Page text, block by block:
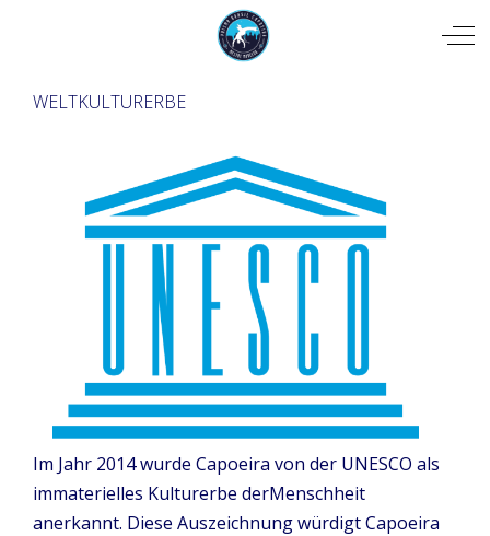
WELTKULTURERBE
Im Jahr 2014 wurde Capoeira von der UNESCO als
immaterielles Kulturerbe derMenschheit
anerkannt. Diese Auszeichnung würdigt Capoeira